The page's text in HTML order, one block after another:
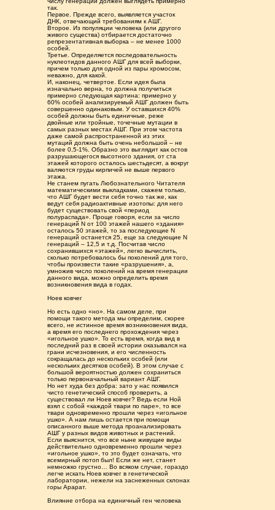
так.
Первое. Прежде всего, выявляется участок
ДНК, отвечающий требованиям к АШГ.
Второе. Из популяции человека (или другого
живого существа) отбирается достаточно
репрезентативная выборка – не менее 1000
особей.
Третье. Определяется последовательность
нуклеотидов данного АШГ для всей выборки,
причем только для одной из пары хромосом,
неважно, для какой.
И, наконец, четвертое. Если идея была
изначально верна, то должна получиться
примерно следующая картина: примерно у
60% особей анализируемый АШГ должен быть
совершенно одинаковым. У оставшихся 40%
особей должны быть единичные, реже
двойные или тройные, точечные мутации в
самых разных местах АШГ. При этом частота
даже самой распространенной из этих
мутаций должна быть очень небольшой – не
более 0,5-1%. Образно это выглядит как остов
разрушающегося высотного здания, от ста
этажей которого осталось шестьдесят, а вокруг
валяются груды кирпичей не выше первого
этажа.
Не станем пугать Любознательного Читателя
математическими выкладками, скажем только,
что АШГ будет вести себя точно так же, как
ведут себя радиоактивные изотопы: для него
будет существовать свой «период
полураспада». Проще говоря, если за число
генераций N от 100 этажей нашего «здания»
осталось 50 этажей, то за последующие N
генераций останется 25, еще за следующие N
генераций – 12,5 и т.д. Посчитав число
сохранившихся «этажей», легко вычислить,
сколько потребовалось бы поколений для того,
чтобы произвести такие «разрушения», а,
умножив число поколений на время генерации
данного вида, можно определить время
возникновения вида в годах.
Ноев ковчег
Но есть одно «но». На самом деле, при
помощи такого метода мы определим, скорее
всего, не истинное время возникновения вида,
а время его последнего прохождения через
«игольное ушко». То есть время, когда вид в
последний раз в своей истории оказывался на
грани исчезновения, и его численность
сокращалась до нескольких особей (или
нескольких десятков особей). В этом случае с
большой вероятностью должен сохраниться
только первоначальный вариант АШГ.
Но нет худа без добра: зато у нас появился
чисто генетический способ проверить, а
существовал ли Ноев ковчег? Ведь если Ной
взял с собой «каждой твари по паре», то все
твари одновременно прошли через «игольное
ушко». А нам лишь остается при помощи
описанного выше метода проанализировать
АШГ у разных видов животных и растений.
Если выяснится, что все ныне живущие виды
действительно одновременно прошли через
«игольное ушко», то это будет означать, что
всемирный потоп был! Если же нет, станет
немножко грустно… Во всяком случае, гораздо
легче искать Ноев ковчег в генетической
лаборатории, нежели на заснеженных склонах
горы Арарат.
Влияние отбора на единичный ген человека